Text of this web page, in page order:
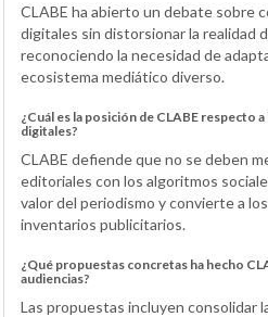
CLABE ha abierto un debate sobre
digitales sin distorsionar la realidad
reconociendo la necesidad de
ecosistema mediático diverso.
¿Cuál es la posición de CLABE respecto
digitales?
CLABE defiende que no se deben
editoriales con los algoritmos
valor del periodismo y convierte a
inventarios publicitarios.
¿Qué propuestas concretas ha hecho
audiencias?
Las propuestas incluyen consolidar